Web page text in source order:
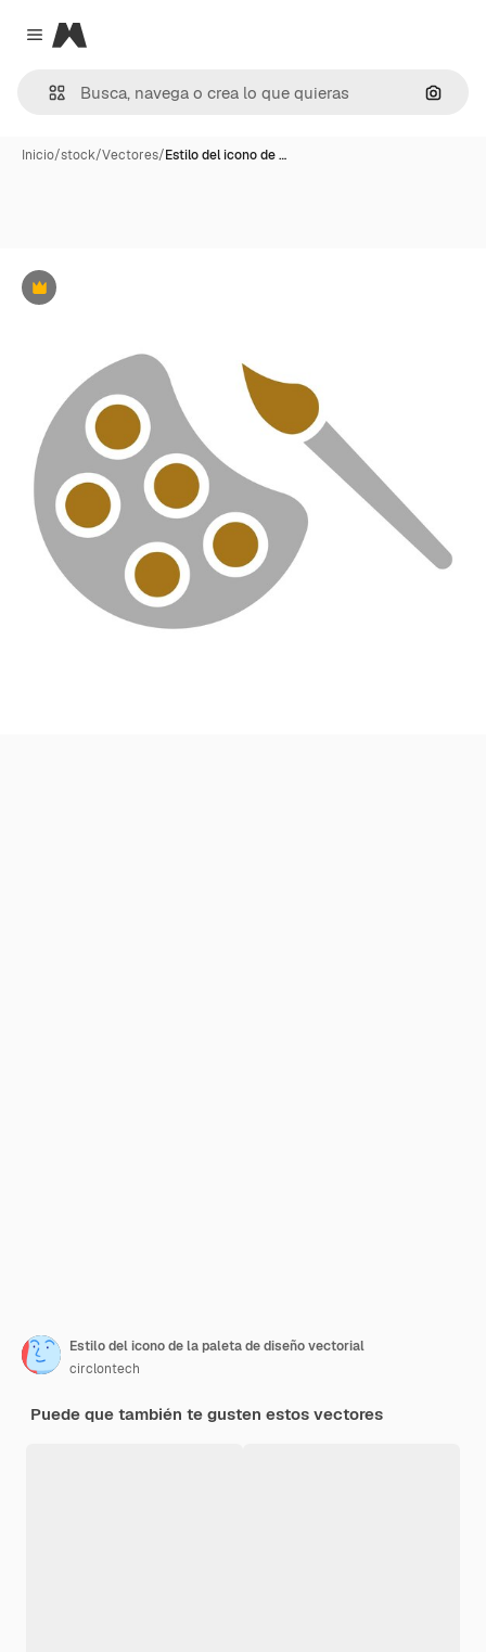
Close menu
Magnific
Inicio/stock/Vectores/Estilo del icono de …
Premium
Estilo del icono de la paleta de diseño vectorial
circlontech
Puede que también te gusten estos vectores